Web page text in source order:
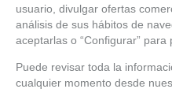
MARCA
FUNKO
usuario, divulgar ofertas
análisis de sus hábitos de
aceptarlas o “Configurar” para
Puede revisar toda la
cualquier momento desde